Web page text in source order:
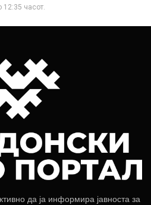
12:35 часот.
да ја информира јавноста за